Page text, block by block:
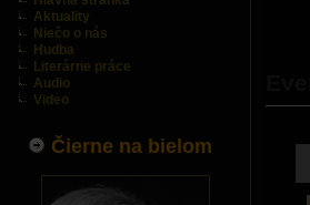
Aktuality
Niečo o nás
Hudba
Literárne práce
Audio
Video
Čierne na bielom